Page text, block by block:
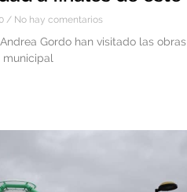
No hay comentarios
Gordo han visitado las
municipal